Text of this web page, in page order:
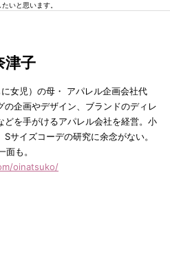
たいと思います。
津子
女児）の母・ アパレル企画会社代
の企画やデザイン、ブランドのディレ
どを手がけるアパレル会社を経営。小
Sサイズコーデの研究に余念がない。
も。
oinatsuko/